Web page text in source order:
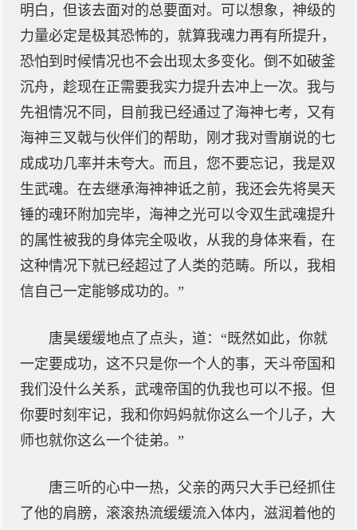
明白，但该去面对的总要面对。可以想象，神级的
力量必定是极其恐怖的，就算我魂力再有所提升，
恐怕到时候情况也不会出现太多变化。倒不如破釜
沉舟，趁现在正需要我实力提升去冲上一次。我与
先祖情况不同，目前我已经通过了海神七考，又有
海神三叉戟与伙伴们的帮助，刚才我对雪崩说的七
成成功几率并未夸大。而且，您不要忘记，我是双
生武魂。在去继承海神神诋之前，我还会先将昊天
锤的魂环附加完毕，海神之光可以令双生武魂提升
的属性被我的身体完全吸收，从我的身体来看，在
这种情况下就已经超过了人类的范畴。所以，我相
信自己一定能够成功的。”
唐昊缓缓地点了点头，道：“既然如此，你就
一定要成功，这不只是你一个人的事，天斗帝国和
我们没什么关系，武魂帝国的仇我也可以不报。但
你要时刻牢记，我和你妈妈就你这么一个儿子，大
师也就你这么一个徒弟。”
唐三听的心中一热，父亲的两只大手已经抓住
了他的肩膀，滚滚热流缓缓流入体内，滋润着他的